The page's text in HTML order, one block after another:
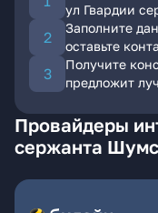
ул Гвардии
Заполните
оставьте
Получите
предложит
Провайдеры
сержанта